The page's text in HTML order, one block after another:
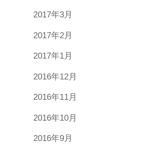
2017年3月
2017年2月
2017年1月
2016年12月
2016年11月
2016年10月
2016年9月